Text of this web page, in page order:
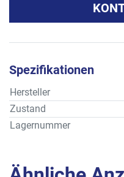
Spezifikationen
Hersteller
Zustand
Lagernummer